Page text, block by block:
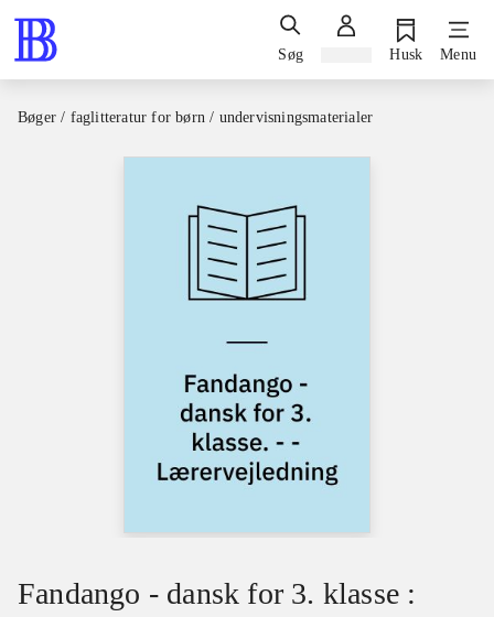
Søg Husk Menu
Bøger / faglitteratur for børn / undervisningsmaterialer
Fandango - dansk for 3. klasse :